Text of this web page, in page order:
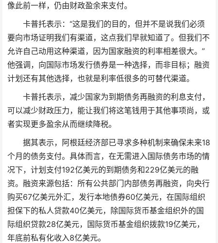
像此前一样，仍由财政盈余来支付。
卡普托表示：“这是我们的目的，但并不是说我们必须
要向市场证明我们有渠道，这点我们早就知道了。但我们不
允许自己动用这种渠道，因为国家融资的利率相差很大。”
他强调，向国际市场发行债券是一种选择，而非目标；融资
计划还有其他选择，也就是利率低很多的可替代渠道。
卡普托表示，减少国家为到期债务再融资的利息支付，
可以减少财政压力，能让我们将这笔钱用于其他事项尚，或
者实现更多盈余从而继续降税。
据其表示，阿根廷经济部已寻求多种机制来确保未来18
个月的债务支付。具体而言，在无需进入国际债务市场的情
况下，计划支付192亿美元的到期债务和229亿美元的融
资。融资来源包括：所有公共部门内部债务再融资，向央行
购买67亿美元外汇，发行本地债券60亿美元，在国际组织
担保下的私人贷款40亿美元，除国际货币基金组织外的国
际组织贷款28亿美元，国际货币基金组织拨款19亿美元，
年底前私有化收入8亿美元。